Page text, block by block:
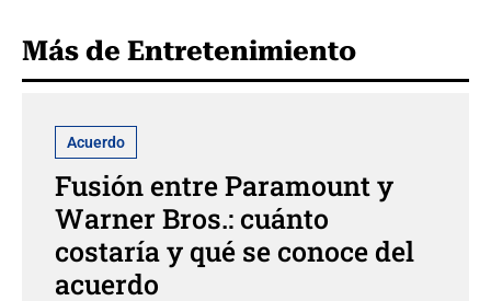
Más de Entretenimiento
Acuerdo
Fusión entre Paramount y
Warner Bros.: cuánto
costaría y qué se conoce del
acuerdo